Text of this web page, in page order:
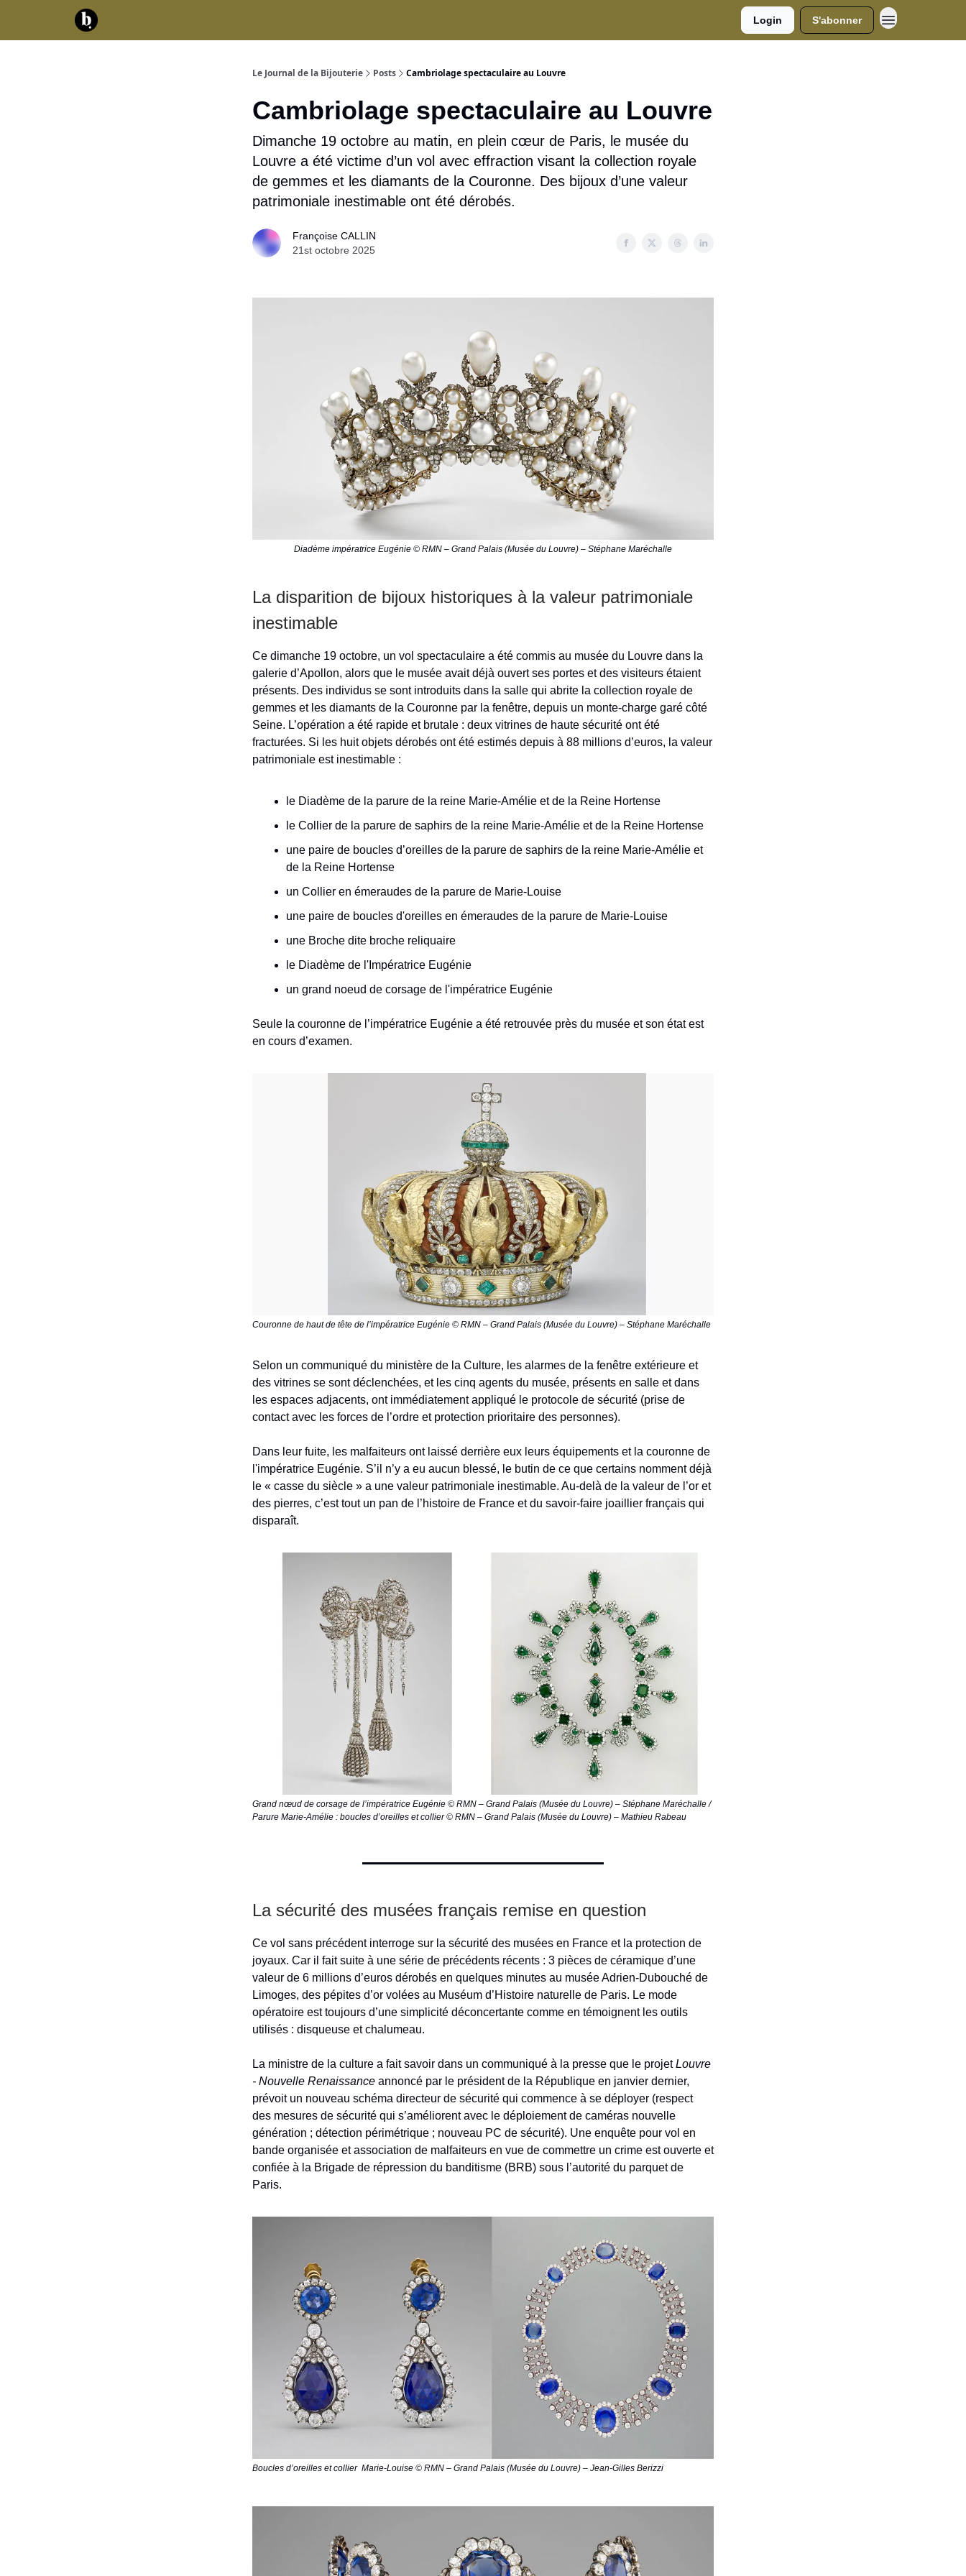
Login S'abonner
Le Journal de la Bijouterie Posts Cambriolage spectaculaire au Louvre
Cambriolage spectaculaire au Louvre
Dimanche 19 octobre au matin, en plein cœur de Paris, le musée du
Louvre a été victime d’un vol avec effraction visant la collection royale
de gemmes et les diamants de la Couronne. Des bijoux d’une valeur
patrimoniale inestimable ont été dérobés.
Françoise CALLIN
21st octobre 2025
Diadème impératrice Eugénie © RMN – Grand Palais (Musée du Louvre) – Stéphane Maréchalle
La disparition de bijoux historiques à la valeur patrimoniale
inestimable
Ce dimanche 19 octobre, un vol spectaculaire a été commis au musée du Louvre dans la
galerie d’Apollon, alors que le musée avait déjà ouvert ses portes et des visiteurs étaient
présents. Des individus se sont introduits dans la salle qui abrite la collection royale de
gemmes et les diamants de la Couronne par la fenêtre, depuis un monte-charge garé côté
Seine. L’opération a été rapide et brutale : deux vitrines de haute sécurité ont été
fracturées. Si les huit objets dérobés ont été estimés depuis à 88 millions d’euros, la valeur
patrimoniale est inestimable :
le Diadème de la parure de la reine Marie-Amélie et de la Reine Hortense
le Collier de la parure de saphirs de la reine Marie-Amélie et de la Reine Hortense
une paire de boucles d’oreilles de la parure de saphirs de la reine Marie-Amélie et
de la Reine Hortense
un Collier en émeraudes de la parure de Marie-Louise
une paire de boucles d'oreilles en émeraudes de la parure de Marie-Louise
une Broche dite broche reliquaire
le Diadème de l'Impératrice Eugénie
un grand noeud de corsage de l'impératrice Eugénie
Seule la couronne de l’impératrice Eugénie a été retrouvée près du musée et son état est
en cours d’examen.
Couronne de haut de tête de l’impératrice Eugénie © RMN – Grand Palais (Musée du Louvre) – Stéphane Maréchalle
Selon un communiqué du ministère de la Culture, les alarmes de la fenêtre extérieure et
des vitrines se sont déclenchées, et les cinq agents du musée, présents en salle et dans
les espaces adjacents, ont immédiatement appliqué le protocole de sécurité (prise de
contact avec les forces de l’ordre et protection prioritaire des personnes).
Dans leur fuite, les malfaiteurs ont laissé derrière eux leurs équipements et la couronne de
l'impératrice Eugénie. S’il n’y a eu aucun blessé, le butin de ce que certains nomment déjà
le « casse du siècle » a une valeur patrimoniale inestimable. Au-delà de la valeur de l’or et
des pierres, c’est tout un pan de l’histoire de France et du savoir-faire joaillier français qui
disparaît.
Grand nœud de corsage de l’impératrice Eugénie © RMN – Grand Palais (Musée du Louvre) – Stéphane Maréchalle /
Parure Marie-Amélie : boucles d’oreilles et collier © RMN – Grand Palais (Musée du Louvre) – Mathieu Rabeau
La sécurité des musées français remise en question
Ce vol sans précédent interroge sur la sécurité des musées en France et la protection de
joyaux. Car il fait suite à une série de précédents récents : 3 pièces de céramique d’une
valeur de 6 millions d’euros dérobés en quelques minutes au musée Adrien-Dubouché de
Limoges, des pépites d’or volées au Muséum d’Histoire naturelle de Paris. Le mode
opératoire est toujours d’une simplicité déconcertante comme en témoignent les outils
utilisés : disqueuse et chalumeau.
La ministre de la culture a fait savoir dans un communiqué à la presse que le projetLouvre
- Nouvelle Renaissance annoncé par le président de la République en janvier dernier,
prévoit un nouveau schéma directeur de sécurité qui commence à se déployer (respect
des mesures de sécurité qui s’améliorent avec le déploiement de caméras nouvelle
génération ; détection périmétrique ; nouveau PC de sécurité). Une enquête pour vol en
bande organisée et association de malfaiteurs en vue de commettre un crime est ouverte et
confiée à la Brigade de répression du banditisme (BRB) sous l’autorité du parquet de
Paris.
Boucles d’oreilles et collier Marie-Louise © RMN – Grand Palais (Musée du Louvre) – Jean-Gilles Berizzi